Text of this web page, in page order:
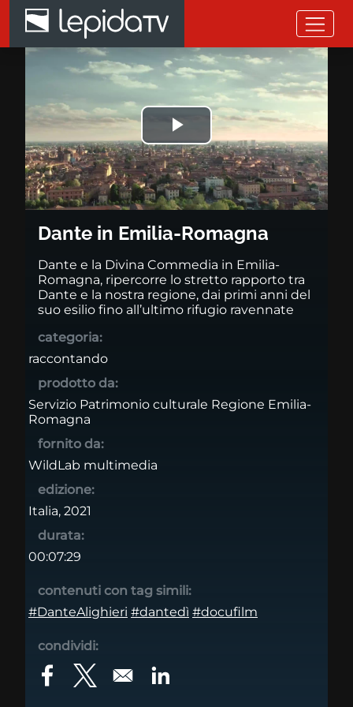
Salta al contenuto principale
Dante in Emilia-Romagna
Riprodurre
il
video
Dante in Emilia-Romagna
Dante e la Divina Commedia in Emilia-
Romagna, ripercorre lo stretto rapporto tra
Dante e la nostra regione, dai primi anni del
suo esilio fino all’ultimo rifugio ravennate
categoria:
raccontando
prodotto da:
Servizio Patrimonio culturale Regione Emilia-
Romagna
fornito da:
WildLab multimedia
edizione:
Italia, 2021
durata:
00:07:29
contenuti con tag simili:
#DanteAlighieri #dantedì #docufilm
condividi:
Opens in a new window
Opens in a new windowOpens in a new window